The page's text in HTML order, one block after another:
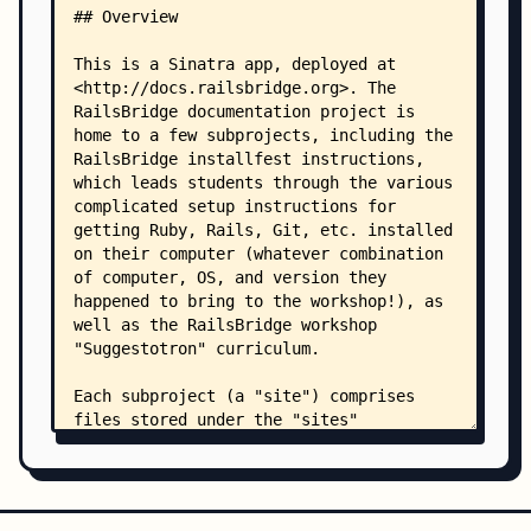
    │       ├── header.scss
    │       └── toc.scss
    ├── lib/
    │   ├── big_checkbox.rb
    │   ├── contents.rb
    │   ├── doc_page.rb
    │   ├── erector_scss.rb
    │   ├── flags.rb
    │   ├── html5_page.rb
    │   ├── markdown_page.rb
    │   ├── markdown_renderer.rb
    │   ├── media_wiki.rb
    │   ├── media_wiki_page.rb
    │   ├── raw_page.rb
    │   ├── site_index.rb
    │   ├── step.rb
    │   ├── step_page.rb
    │   ├── titleizer.rb
    │       ├── docs.rb